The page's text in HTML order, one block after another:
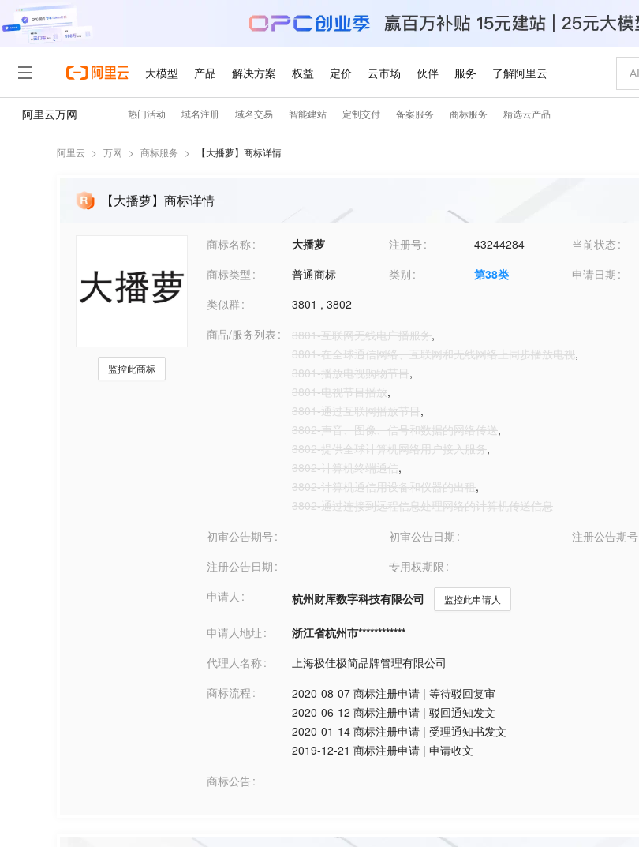
阿里云 > 万网 > 商标服务 > 【大播萝】商标详情
【大播萝】商标详情
监控此商标
商标名称 大播萝 注册号 43244284 当前状态
商标类型
普通商标 类别 第38类 申请日期
类似群
3801 , 3802
商品/服务列表
3801-互联网无线电广播服务,
3801-在全球通信网络、互联网和无线网络上同步播放电视,
3801-播放电视购物节目,
3801-电视节目播放,
3801-通过互联网播放节目,
3802-声音、图像、信号和数据的网络传送,
3802-提供全球计算机网络用户接入服务,
3802-计算机终端通信,
3802-计算机通信用设备和仪器的出租,
3802-通过连接到远程信息处理网络的计算机传送信息
初审公告期号
初审公告日期
注册公告期号
注册公告日期
专用权期限
申请人
杭州财库数字科技有限公司 监控此申请人
申请人地址
浙江省杭州市************
代理人名称
上海极佳极简品牌管理有限公司
商标流程
2020-08-07 商标注册申请 | 等待驳回复审
2020-06-12 商标注册申请 | 驳回通知发文
2020-01-14 商标注册申请 | 受理通知书发文
2019-12-21 商标注册申请 | 申请收文
商标公告